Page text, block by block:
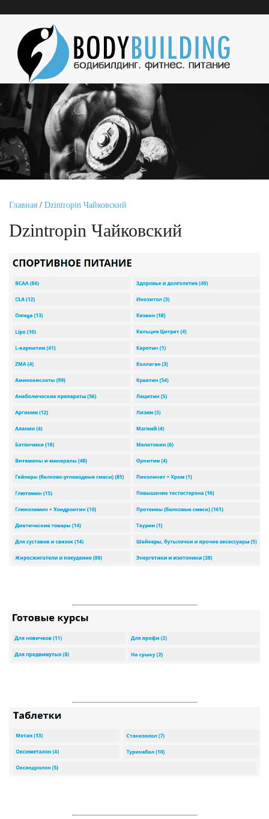
Главная / Dzintropin Чайковский
Dzintropin Чайковский